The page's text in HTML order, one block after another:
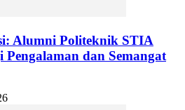
Alumni Politeknik STIA
dan Semangat